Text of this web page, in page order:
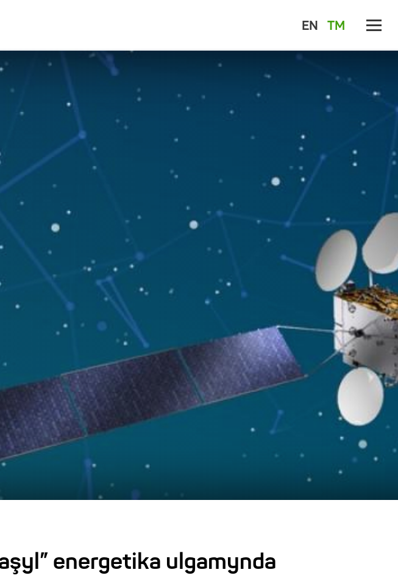
EN TM
energetika ulgamynda